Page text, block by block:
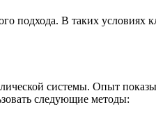
подхода. В таких условиях
системы. Опыт
следующие методы: